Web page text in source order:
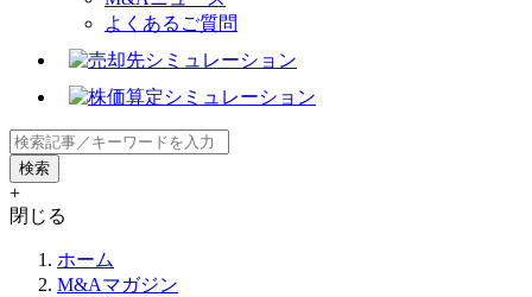
よくあるご質問
+
閉じる
ホーム
M&Aマガジン